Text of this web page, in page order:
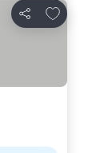
分享
加入我的最愛